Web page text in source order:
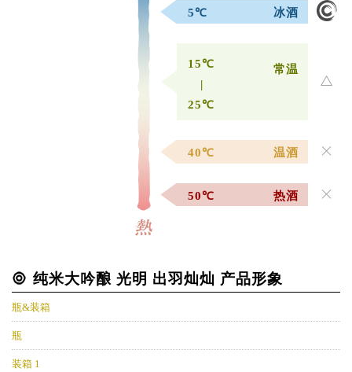
5℃ 冰酒
15℃
|
25℃
常温
40℃ 温酒
50℃ 热酒
纯米大吟酿 光明 出羽灿灿 产品形象
瓶&装箱
瓶
装箱 1